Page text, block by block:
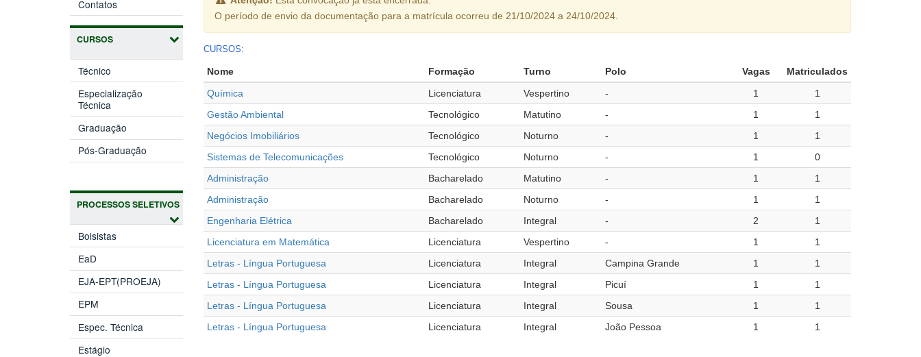
Contatos
CURSOS
Técnico
Especialização
Técnica
Graduação
Pós-Graduação
PROCESSOS SELETIVOS
Bolsistas
EaD
EJA-EPT(PROEJA)
EPM
Espec. Técnica
Estágio
O período de envio da documentação para a matrícula ocorreu de 21/10/2024 a 24/10/2024.
CURSOS:
Nome Formação Turno Polo Vagas
Matriculados
Química
Licenciatura Vespertino - 1
1
Gestão Ambiental
Tecnológico Matutino - 1
1
Negócios Imobiliários
Tecnológico Noturno - 1
1
Sistemas de Telecomunicações
Tecnológico Noturno - 1
0
Administração
Bacharelado Matutino - 1
1
Administração
Bacharelado Noturno - 1
1
Engenharia Elétrica
Bacharelado Integral - 2
1
Licenciatura em Matemática
Licenciatura Vespertino - 1
1
Letras - Língua Portuguesa
Licenciatura Integral Campina Grande 1
1
Letras - Língua Portuguesa
Licenciatura Integral Picuí 1
1
Letras - Língua Portuguesa
Licenciatura Integral Sousa 1
1
Letras - Língua Portuguesa
Licenciatura Integral João Pessoa 1 1